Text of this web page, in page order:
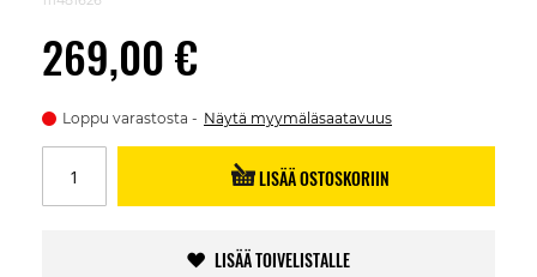
269,00 €
Loppu varastosta Näytä myymäläsaatavuus
LISÄÄ OSTOSKORIIN
LISÄÄ TOIVELISTALLE
images